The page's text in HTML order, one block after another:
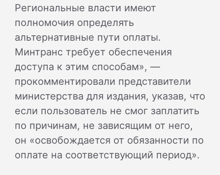
Региональные власти имеют
полномочия определять
альтернативные пути оплаты.
Минтранс требует обеспечения
доступа к этим способам», —
прокомментировали представители
министерства для издания, указав, что
если пользователь не смог заплатить
по причинам, не зависящим от него,
он «освобождается от обязанности по
оплате на соответствующий период».